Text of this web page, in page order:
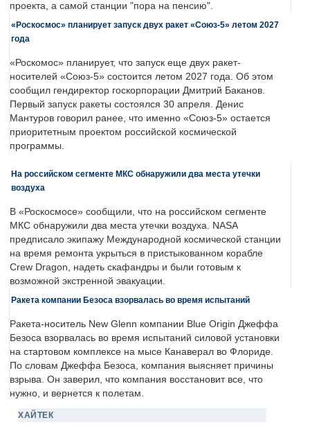
проекта, а самой станции "пора на пенсию".
«Роскосмос» планирует запуск двух ракет «Союз-5» летом 2027
года
«Роскомос» планирует, что запуск еще двух ракет-
носителей «Союз-5» состоится летом 2027 года. Об этом
сообщил гендиректор госкорпорации Дмитрий Баканов.
Первый запуск ракеты состоялся 30 апреля. Денис
Мантуров говорил ранее, что именно «Союз-5» остается
приоритетным проектом российской космической
программы.
На российском сегменте МКС обнаружили два места утечки
воздуха
В «Роскосмосе» сообщили, что на российском сегменте
МКС обнаружили два места утечки воздуха. NASA
предписало экипажу Международной космической станции
на время ремонта укрыться в пристыкованном корабле
Crew Dragon, надеть скафандры и были готовым к
возможной экстренной эвакуации.
Ракета компании Безоса взорвалась во время испытаний
Ракета-носитель New Glenn компании Blue Origin Джеффа
Безоса взорвалась во время испытаний силовой установки
на стартовом комплексе на мысе Канаверал во Флориде.
По словам Джеффа Безоса, компания выясняет причины
взрыва. Он заверил, что компания восстановит все, что
нужно, и вернется к полетам.
ХАЙТЕК